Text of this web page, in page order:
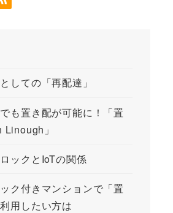
しての「再配達」
も置き配が可能に！「置
」
ックとIoTの関係
ク付きマンションで「置
用したい方は